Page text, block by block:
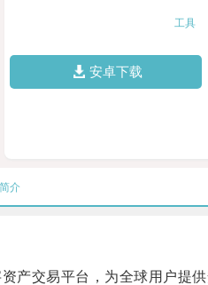
工具
安卓下载
简介
交易平台，为全球用户提供